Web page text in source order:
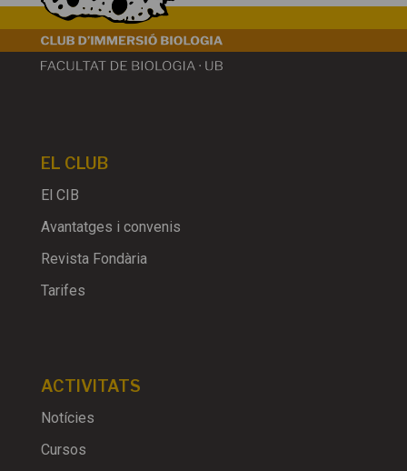
EL CLUB
El CIB
Avantatges i convenis
Revista Fondària
Tarifes
ACTIVITATS
Notícies
Cursos